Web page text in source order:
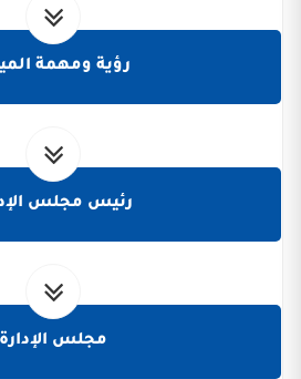
رؤية ومهمة
رئيس مجلس
مجلس الإدارة